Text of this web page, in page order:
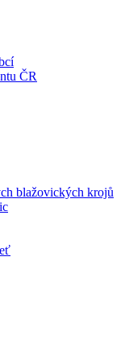
ČR
blažovických krojů